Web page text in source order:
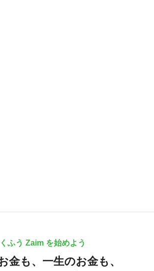
くふう Zaim を始めよう
金も、 一生のお金も、